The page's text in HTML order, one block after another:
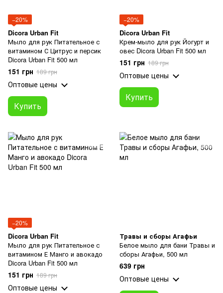
−20%
Dicora Urban Fit
Мыло для рук Питательное с
витамином С Цитрус и персик
Dicora Urban Fit 500 мл
151 грн 189 грн
Оптовые цены
Купить
−20%
Dicora Urban Fit
Крем-мыло для рук Йогурт и
овес Dicora Urban Fit 500 мл
151 грн 189 грн
Оптовые цены
Купить
−20%
Dicora Urban Fit
Мыло для рук Питательное с
витамином Е Манго и авокадо
Dicora Urban Fit 500 мл
151 грн 189 грн
Оптовые цены
Травы и сборы Агафьи
Белое мыло для бани Травы и
сборы Агафьи, 500 мл
639 грн
Оптовые цены